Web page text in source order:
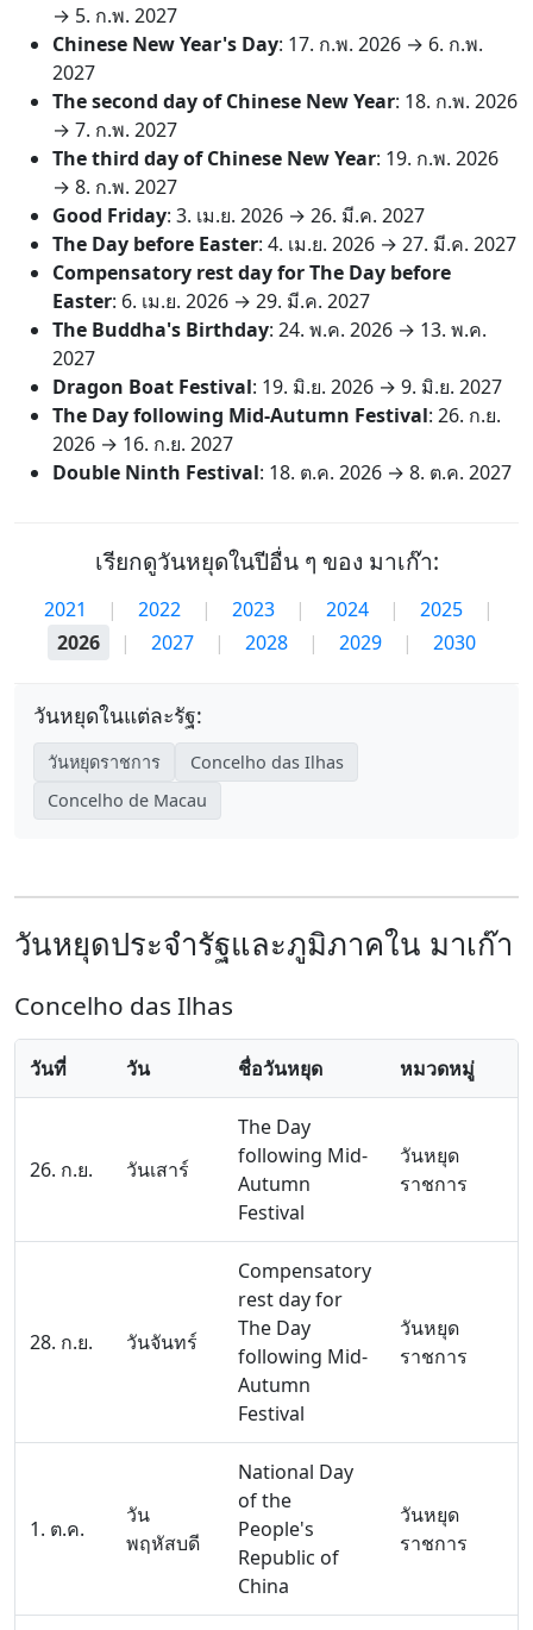
→ 5. ก.พ. 2027
Chinese New Year's Day: 17. ก.พ. 2026 → 6. ก.พ.
2027
The second day of Chinese New Year: 18. ก.พ. 2026
→ 7. ก.พ. 2027
The third day of Chinese New Year: 19. ก.พ. 2026
→ 8. ก.พ. 2027
Good Friday: 3. เม.ย. 2026 → 26. มี.ค. 2027
The Day before Easter: 4. เม.ย. 2026 → 27. มี.ค. 2027
Compensatory rest day for The Day before
Easter: 6. เม.ย. 2026 → 29. มี.ค. 2027
The Buddha's Birthday: 24. พ.ค. 2026 → 13. พ.ค.
2027
Dragon Boat Festival: 19. มิ.ย. 2026 → 9. มิ.ย. 2027
The Day following Mid-Autumn Festival: 26. ก.ย.
2026 → 16. ก.ย. 2027
Double Ninth Festival: 18. ต.ค. 2026 → 8. ต.ค. 2027
เรียกดูวันหยุดในปีอื่น ๆ ของ มาเก๊า:
2021 | 2022 | 2023 | 2024 | 2025
|
2026
| 2027 | 2028 | 2029 | 2030
วันหยุดในแต่ละรัฐ:
วันหยุดราชการ
Concelho das Ilhas
Concelho de Macau
วันหยุดประจำรัฐและภูมิภาคใน มาเก๊า
Concelho das Ilhas
วันที่ วัน ชื่อวันหยุด หมวดหมู่
26. ก.ย. วันเสาร์
The Day
following Mid-
Autumn
Festival
วันหยุด
ราชการ
28. ก.ย. วันจันทร์
Compensatory
rest day for
The Day
following Mid-
Autumn
Festival
วันหยุด
ราชการ
1. ต.ค.
วัน
พฤหัสบดี
National Day
of the
People's
Republic of
China
วันหยุด
ราชการ